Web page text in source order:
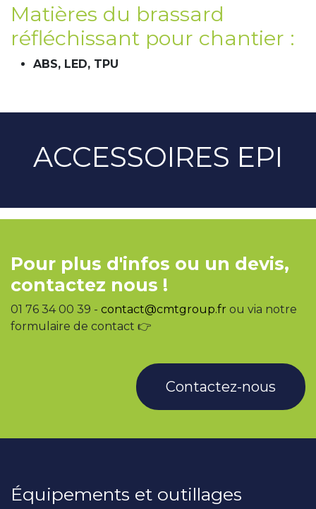
Matières du brassard
réfléchissant pour chantier :
ABS, LED, TPU
ACCESSOIRES EPI
Pour plus d'infos ou un devis,
contactez nous !
01 76 34 00 39 - contact@cmtgroup.fr ou via notre
formulaire de contact 👉
Contactez-nous
Équipements et outillages